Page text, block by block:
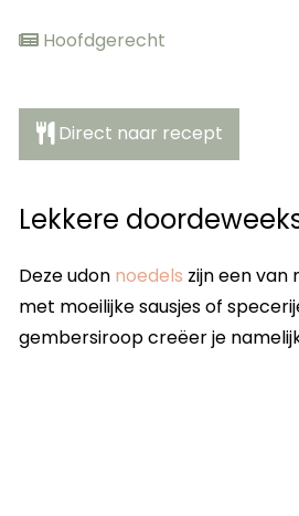
Hoofdgerecht
Direct naar recept
Lekkere
Deze udon noedels zijn een
met moeilijke sausjes of
gembersiroop creëer je